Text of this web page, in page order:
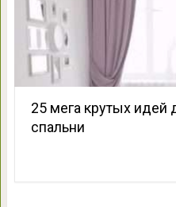
25 мега крутых идей
спальни